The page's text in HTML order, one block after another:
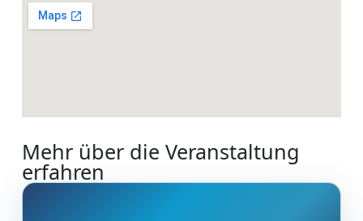
Mehr über die Veranstaltung
erfahren